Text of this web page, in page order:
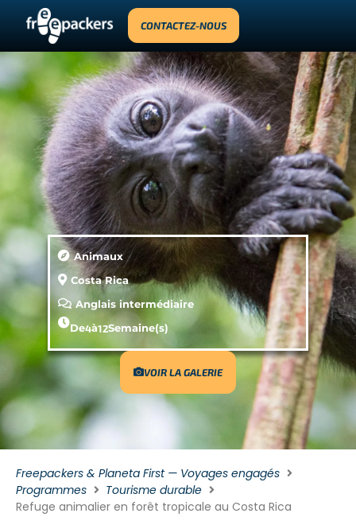
CONTACTEZ-NOUS
Animaux
Costa Rica
Anglais intermédiaire
De4à12Semaine(s)
VOIR LA GALERIE
Freepackers & Planeta First — Voyages engagés
Programmes
Tourisme durable
Refuge animalier en forêt tropicale au Costa Rica